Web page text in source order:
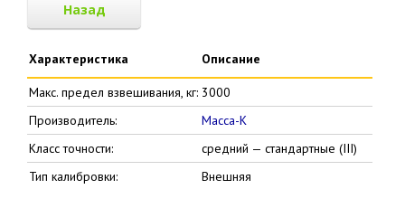
Назад
Характеристика Описание
Макс. предел взвешивания, кг: 3000
Производитель:
Масса-К
Класс точности:
средний — стандартные (III)
Тип калибровки:
Внешняя